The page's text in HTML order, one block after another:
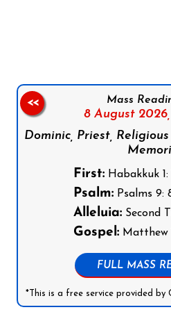
Mass
8 August 2026,
Dominic, Priest,
First:Habakkuk 1:
Psalm:Psalms 9:
Alleluia:Second
Gospel:Matthew
FULL MASS
*This is a free service provided by
<<